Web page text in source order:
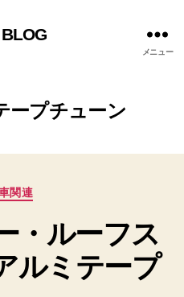
メニュー
ープチューン
カ
ー
関連
・ルーフス
ルミテープ